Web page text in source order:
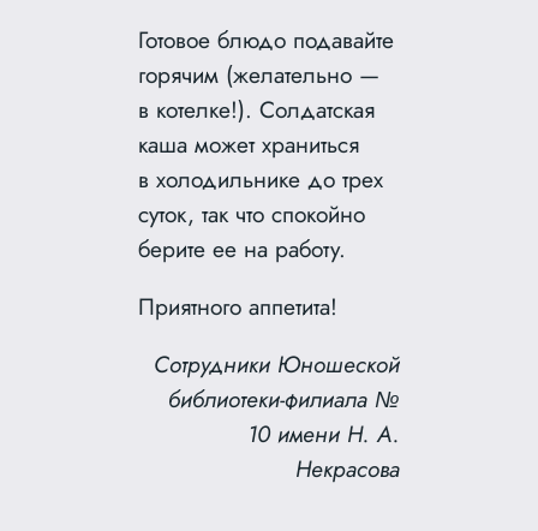
Готовое блюдо подавайте
горячим (желательно —
в котелке!). Солдатская
каша может храниться
в холодильнике до трех
суток, так что спокойно
берите ее на работу.
Приятного аппетита!
Сотрудники Юношеской
библиотеки-филиала №
10 имени Н. А.
Некрасова